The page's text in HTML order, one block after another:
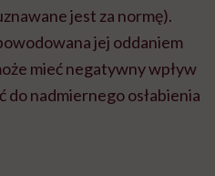
jest za normę).
jej oddaniem
mieć negatywny wpływ
do nadmiernego osłabienia